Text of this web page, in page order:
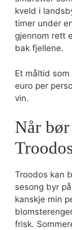
kveld i
timer under
gjennom rett
bak fjellene.
Et måltid
euro per
vin.
Når
Troodos kan
sesong byr
kanskje min
frisk.